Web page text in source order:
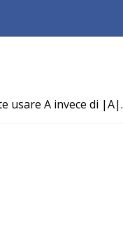
usare A invece di |A|.